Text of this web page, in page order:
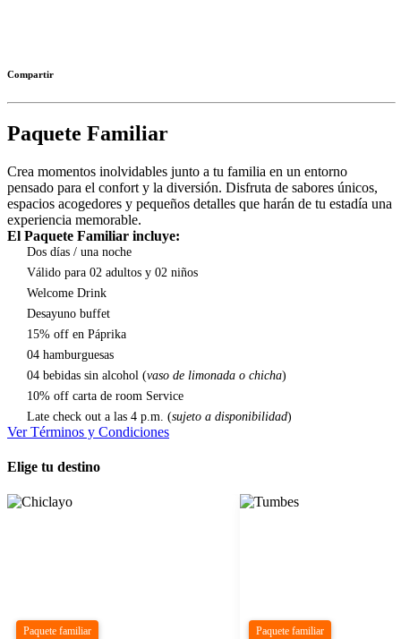
Compartir
Paquete Familiar
Crea momentos inolvidables junto a tu familia en un entorno
pensado para el confort y la diversión. Disfruta de sabores únicos,
espacios acogedores y pequeños detalles que harán de tu estadía una
experiencia memorable.
El Paquete Familiar incluye:
Dos días / una noche
Válido para 02 adultos y 02 niños
Welcome Drink
Desayuno buffet
15% off en Páprika
04 hamburguesas
04 bebidas sin alcohol (vaso de limonada o chicha)
10% off carta de room Service
Late check out a las 4 p.m. (sujeto a disponibilidad)
Ver Términos y Condiciones
Elige tu destino
Paquete familiar Paquete familiar